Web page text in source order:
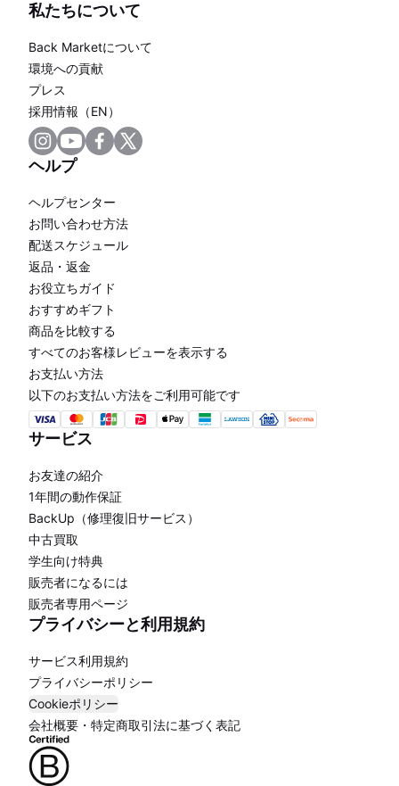
私たちについて
Back Marketについて
環境への貢献
プレス
採用情報（EN）
ヘルプ
ヘルプセンター
お問い合わせ方法
配送スケジュール
返品・返金
お役立ちガイド
おすすめギフト
商品を比較する
すべてのお客様レビューを表示する
お支払い方法
以下のお支払い方法をご利用可能です
サービス
お友達の紹介
1年間の動作保証
BackUp（修理復旧サービス）
中古買取
学生向け特典
販売者になるには
販売者専用ページ
プライバシーと利用規約
サービス利用規約
プライバシーポリシー
Cookieポリシー
会社概要・特定商取引法に基づく表記